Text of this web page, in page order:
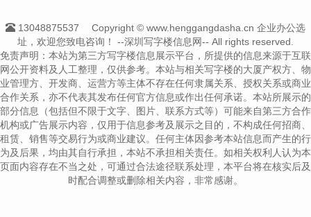
13048875537
Copyright © www.henggangdasha.cn 企业办公选
址，欢迎您致电咨询！
--深圳写字楼信息网-- All rights reserved.
免责声明：本站为第三方写字楼信息展示平台，所提供的信息来源于互联
网公开资料及人工整理，仅供参考。本站与相关写字楼的大厦产权方、物
业管理方、开发商、运营方等主体不存在任何隶属关系、授权关系或商业
合作关系，亦不代表其发布任何官方信息或作出任何承诺。本站所展示的
部分信息（包括但不限于文字、图片、联系方式等）可能来自第三方合作
机构或广告展示内容，仅用于信息参考及展示之目的，不构成任何招商、
租赁、销售等交易行为或商业建议。任何主体因参考本站信息而产生的行
为及后果，均由其自行承担，本站不承担相关责任。如相关权利人认为本
页面内容存在不当之处，可通过合法途径联系处理，本平台将在核实后及
时配合调整或删除相关内容，非常感谢。